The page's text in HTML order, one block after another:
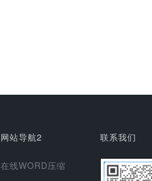
网站导航2
在线WORD压缩
联系我们